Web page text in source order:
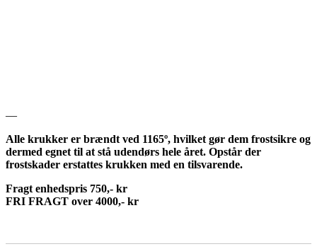
—
Alle krukker er brændt ved 1165º, hvilket gør dem frostsikre og
dermed egnet til at stå udendørs hele året. Opstår der
frostskader erstattes krukken med en tilsvarende.
Fragt enhedspris 750,- kr
FRI FRAGT over 4000,- kr